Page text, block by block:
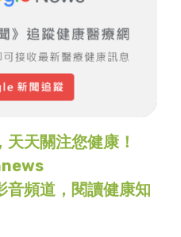
天關注您健康！
音頻道，閱讀健康知